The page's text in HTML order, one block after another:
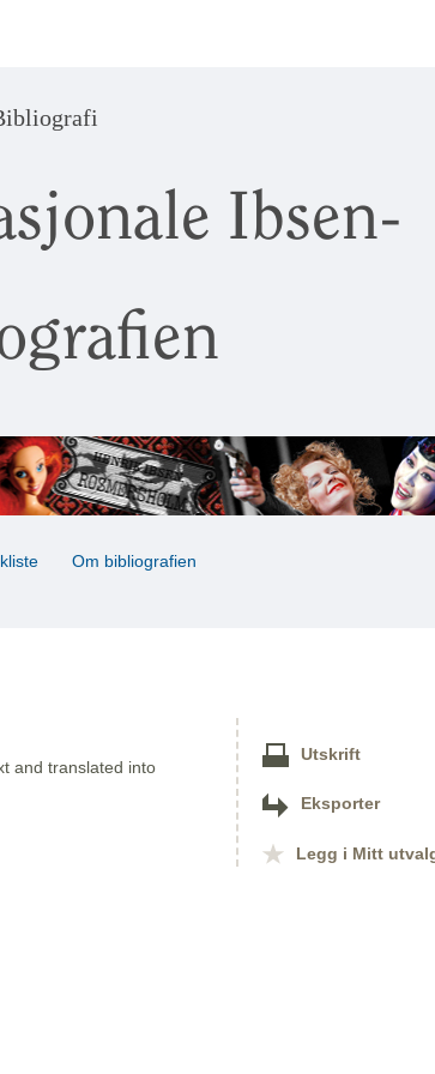
Ibsen-
Om bibliografien
and translated into
Utskrift
Eksporter
Legg i Mitt